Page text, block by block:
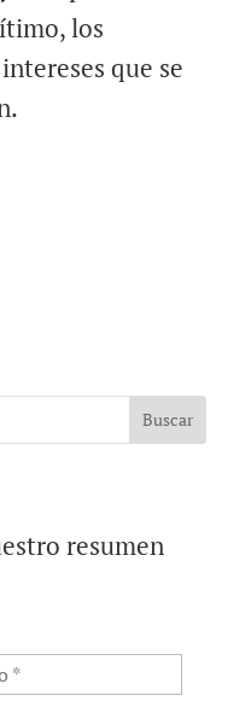
los
que se
resumen